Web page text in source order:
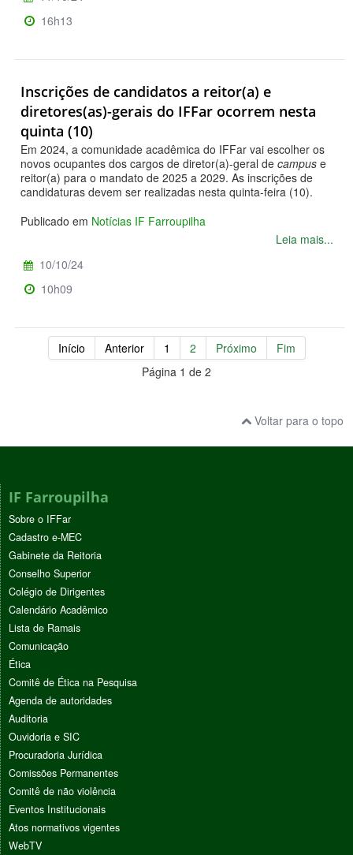
16h13
Inscrições de candidatos a reitor(a) e
diretores(as)-gerais do IFFar ocorrem nesta
quinta (10)
Em 2024, a comunidade acadêmica do IFFar vai escolher os
novos ocupantes dos cargos de diretor(a)-geral de campus e
reitor(a) para o mandato de 2025 a 2029. As inscrições de
candidaturas devem ser realizadas nesta quinta-feira (10).
Publicado em Notícias IF Farroupilha
Leia mais...
10/10/24
10h09
Início Anterior 1 2 Próximo
Fim
Página 1 de 2
Voltar para o topo
IF Farroupilha
Sobre o IFFar
Cadastro e-MEC
Gabinete da Reitoria
Conselho Superior
Colégio de Dirigentes
Calendário Acadêmico
Lista de Ramais
Comunicação
Ética
Comitê de Ética na Pesquisa
Agenda de autoridades
Auditoria
Ouvidoria e SIC
Procuradoria Jurídica
Comissões Permanentes
Comitê de não violência
Eventos Institucionais
Atos normativos vigentes
WebTV